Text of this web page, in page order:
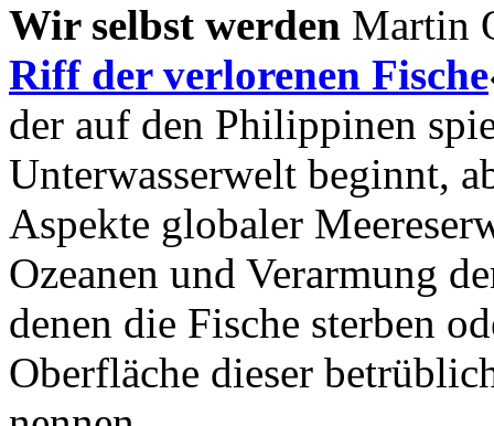
Wir selbst werden Martin
Riff der verlorenen Fische
der auf den Philippinen
Unterwasserwelt beginnt,
Aspekte globaler
Ozeanen und Verarmung
denen die Fische sterben
Oberfläche dieser